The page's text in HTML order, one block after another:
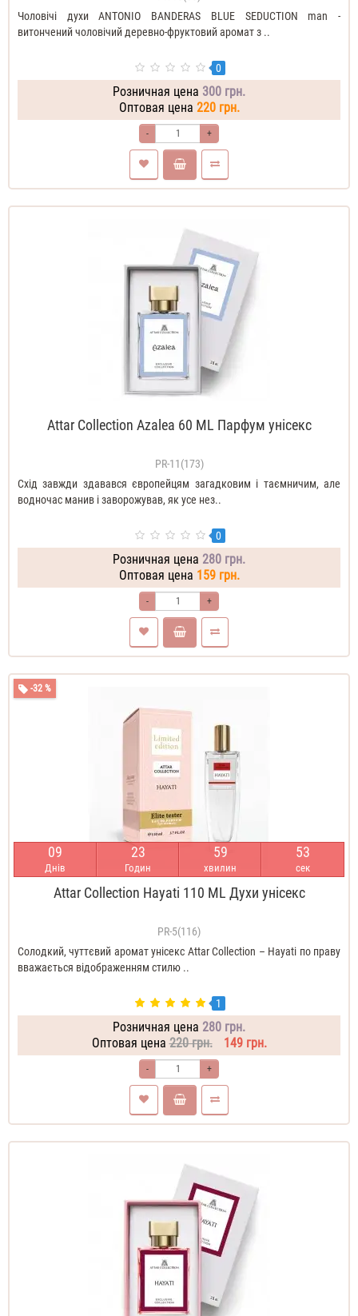
Чоловічі духи ANTONIO BANDERAS BLUE SEDUCTION man -
витончений чоловічий деревно-фруктовий аромат з ..
0
Розничная цена 300 грн.
Оптовая цена 220 грн.
- +
Attar Collection Azalea 60 ML Парфум унісекс
PR-11(173)
Схід завжди здавався європейцям загадковим і таємничим, але
водночас манив і заворожував, як усе нез..
0
Розничная цена 280 грн.
Оптовая цена 159 грн.
- +
-32 %
09
Днів
23
Годин
59
хвилин
51
сек
Attar Collection Hayati 110 ML Духи унісекс
PR-5(116)
Солодкий, чуттєвий аромат унісекс Attar Collection – Hayati по праву
вважається відображенням стилю ..
1
Розничная цена 280 грн.
Оптовая цена 220 грн. 149 грн.
- +